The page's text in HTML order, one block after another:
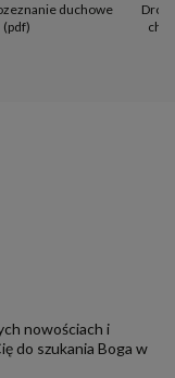
duchowe
(pdf)
nowościach i
do szukania Boga w